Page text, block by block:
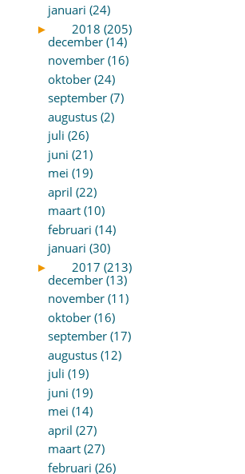
januari (24)
►
2018 (205)
december (14)
november (16)
oktober (24)
september (7)
augustus (2)
juli (26)
juni (21)
mei (19)
april (22)
maart (10)
februari (14)
januari (30)
►
2017 (213)
december (13)
november (11)
oktober (16)
september (17)
augustus (12)
juli (19)
juni (19)
mei (14)
april (27)
maart (27)
februari (26)